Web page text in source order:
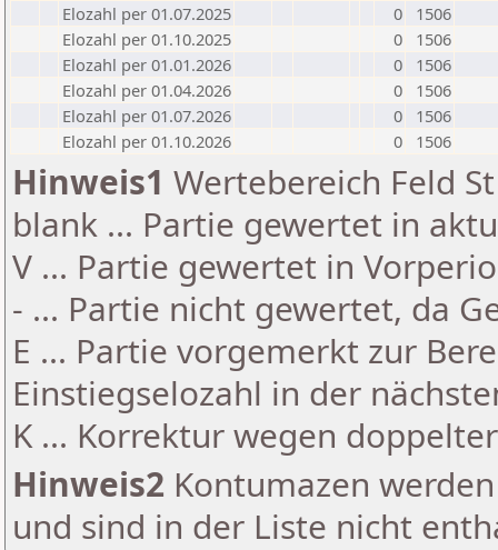
Elozahl per 01.07.2025
0
1506
Elozahl per 01.10.2025
0
1506
Elozahl per 01.01.2026
0
1506
Elozahl per 01.04.2026
0
1506
Elozahl per 01.07.2026
0
1506
Elozahl per 01.10.2026
0 1506
Hinweis1 Wertebereich Feld
blank ... Partie gewertet in
V ... Partie gewertet in
- ... Partie nicht gewertet, da
E ... Partie vorgemerkt zur
Einstiegselozahl in der
K ... Korrektur wegen
Hinweis2 Kontumazen
und sind in der Liste nicht